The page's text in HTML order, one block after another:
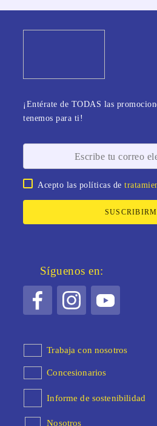
¡Entérate de TODAS las
tenemos para ti!
Acepto las políticas de
Síguenos en:
Trabaja con nosotros
Concesionarios
Informe de sostenibilidad
Nosotros